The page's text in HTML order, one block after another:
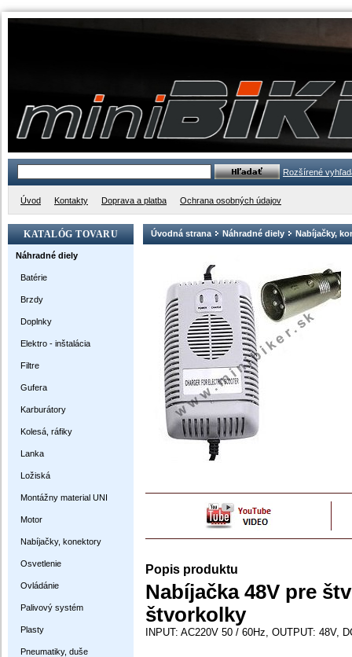
Rozšírené
Úvod Kontakty Doprava a platba Ochrana osobných údajov
KATALÓG TOVARU
Náhradné diely
Batérie
Brzdy
Doplnky
Elektro - inštalácia
Filtre
Gufera
Karburátory
Kolesá, ráfiky
Lanka
Ložiská
Montážny material UNI
Motor
Nabíjačky, konektory
Osvetlenie
Ovládánie
Palivový systém
Plasty
Pneumatiky, duše
Úvodná strana Náhradné diely Nabíjačky,
Popis produktu
Nabíjačka 48V pre
štvorkolky
INPUT: AC220V 50 / 60Hz, OUTPUT: 48V,